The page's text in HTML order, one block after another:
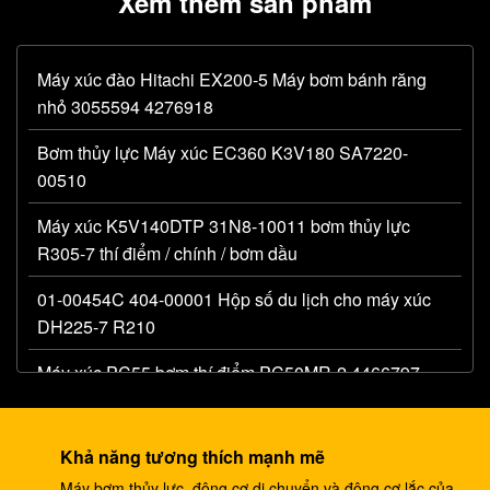
Máy xúc đào Hitachi EX200-5 Máy bơm bánh răng
nhỏ 3055594 4276918
Bơm thủy lực Máy xúc EC360 K3V180 SA7220-
00510
Máy xúc K5V140DTP 31N8-10011 bơm thủy lực
R305-7 thí điểm / chính / bơm dầu
01-00454C 404-00001 Hộp số du lịch cho máy xúc
DH225-7 R210
Máy xúc PC55 bơm thí điểm PC50MR-2 4466797
Máy đào 330C A8V0200 bơm thí điểm E330C thủy
lực E345B 274-2491 345 bơm ram DH420
Khả năng tương thích mạnh mẽ